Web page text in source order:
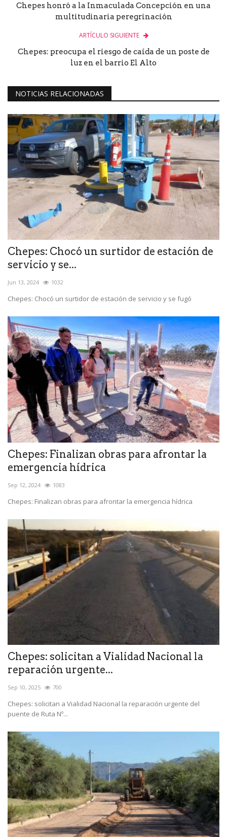
Chepes honró a la Inmaculada Concepción en una
multitudinaria peregrinación
ARTÍCULO SIGUIENTE
Chepes: preocupa el riesgo de caída de un poste de
luz en el barrio El Alto
NOTICIAS RELACIONADAS
Chepes: Chocó un surtidor de estación de
servicio y se...
Jun 13, 2024 1032
Chepes: Chocó un surtidor de estación de servicio y se fugó
Chepes: Finalizan obras para afrontar la
emergencia hídrica
Sep 12, 2024 1083
Chepes: Finalizan obras para afrontar la emergencia hídrica
Chepes: solicitan a Vialidad Nacional la
reparación urgente...
Sep 10, 2025 700
Chepes: solicitan a Vialidad Nacional la reparación urgente del
puente de Ruta Nº...